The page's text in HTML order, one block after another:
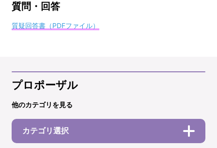
質問・回答
質疑回答書（PDFファイル）
プロポーザル
他のカテゴリを見る
カテゴリ選択